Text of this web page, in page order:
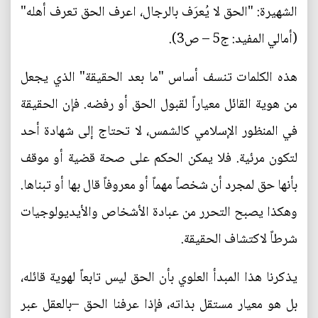
الشهيرة: "الحق لا يُعرَف بالرجال، اعرف الحق تعرف أهله"
(أمالي المفيد: ج5 – ص3).
هذه الكلمات تنسف أساس "ما بعد الحقيقة" الذي يجعل
من هوية القائل معياراً لقبول الحق أو رفضه. فإن الحقيقة
في المنظور الإسلامي كالشمس، لا تحتاج إلى شهادة أحد
لتكون مرئية. فلا يمكن الحكم على صحة قضية أو موقف
بأنها حق لمجرد أن شخصاً مهماً أو معروفاً قال بها أو تبناها.
وهكذا يصبح التحرر من عبادة الأشخاص والأيديولوجيات
شرطاً لاكتشاف الحقيقة.
يذكرنا هذا المبدأ العلوي بأن الحق ليس تابعاً لهوية قائله،
بل هو معيار مستقل بذاته، فإذا عرفنا الحق –بالعقل عبر